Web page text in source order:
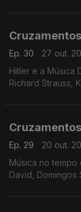
Ep. 30
27 out.
Hitler e a Música
Richard Strauss,
Ep. 29
20 out.
Música no
David, Domingos